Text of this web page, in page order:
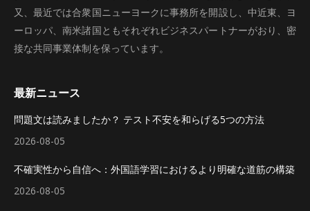
又、最近では合衆国ニューヨークに事務所を開設し、中近東、ヨ
ーロッパ、南米諸国ともそれぞれビジネスパートナーがおり、密
接な共同事業体制を保っています。
最新ニュース
問題文は読みましたか？ テスト不安を和らげる5つの方法
2026-08-05
不確実性から自信へ：外国語学習におけるより明確な道筋の構築
2026-08-05